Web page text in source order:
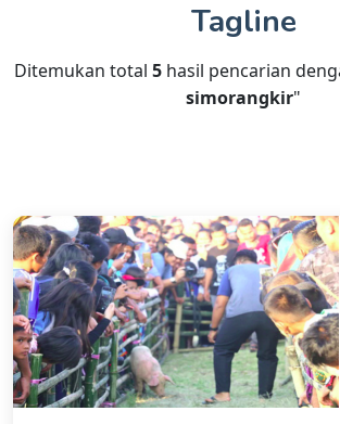
Tagline
Ditemukan total 5 hasil pencarian
simorangkir"